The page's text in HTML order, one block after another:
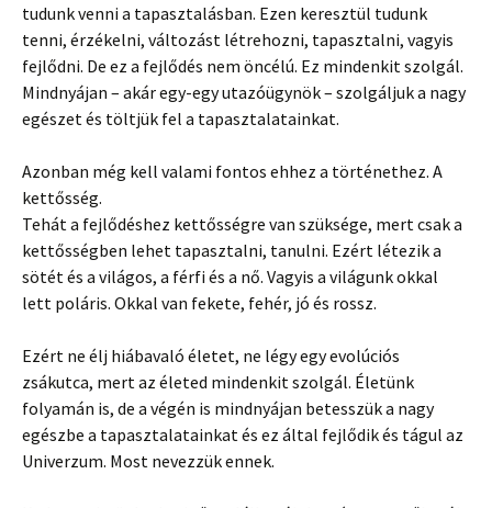
tudunk venni a tapasztalásban. Ezen keresztül tudunk
tenni, érzékelni, változást létrehozni, tapasztalni, vagyis
fejlődni. De ez a fejlődés nem öncélú. Ez mindenkit szolgál.
Mindnyájan – akár egy-egy utazóügynök – szolgáljuk a nagy
egészet és töltjük fel a tapasztalatainkat.
Azonban még kell valami fontos ehhez a történethez. A
kettősség.
Tehát a fejlődéshez kettősségre van szüksége, mert csak a
kettősségben lehet tapasztalni, tanulni. Ezért létezik a
sötét és a világos, a férfi és a nő. Vagyis a világunk okkal
lett poláris. Okkal van fekete, fehér, jó és rossz.
Ezért ne élj hiábavaló életet, ne légy egy evolúciós
zsákutca, mert az életed mindenkit szolgál. Életünk
folyamán is, de a végén is mindnyájan betesszük a nagy
egészbe a tapasztalatainkat és ez által fejlődik és tágul az
Univerzum. Most nevezzük ennek.